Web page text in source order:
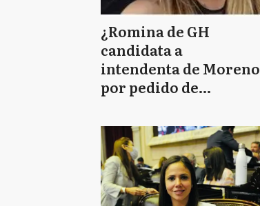
¿Romina de GH
candidata a
intendenta de Moreno
por pedido de
Walter Festa